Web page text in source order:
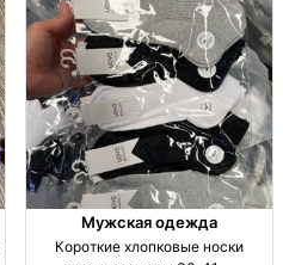
Мужская одежда
Короткие хлопковые носки